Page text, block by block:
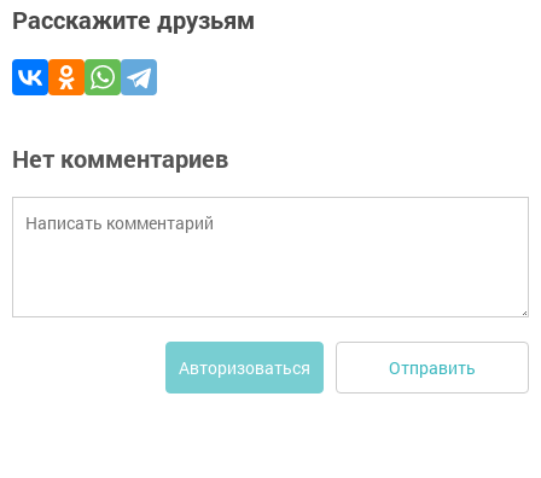
Расскажите друзьям
Нет комментариев
Авторизоваться Отправить